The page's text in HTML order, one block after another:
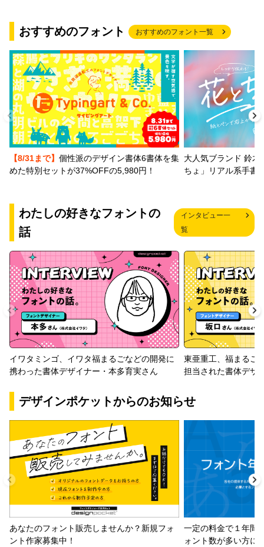
おすすめのフォント おすすめのフォント一覧
【8/31まで】 個性派のデザイン書体6書体を集
めた特別セットが37%OFFの5,980円！
大人気ブランド 鈴木
ちょ」リアル系手書
わたしの好きなフォントの
話
インタビュー一
覧
イワタミンゴ、イワタ福まるごなどの開発に
携わった書体デザイナー・本多育実さん
東亜重工、福まるご
担当された書体デザ
デザインポケットからのお知らせ
あなたのフォント販売しませんか？新規フォ
ント作家募集中！
一定の料金で１年間
ォント数が多い方に